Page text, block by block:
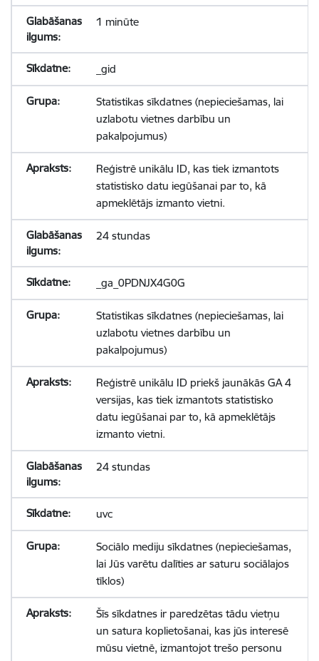
1 minūte
_gid
Statistikas sīkdatnes (nepieciešamas, lai
uzlabotu vietnes darbību un
pakalpojumus)
Reģistrē unikālu ID, kas tiek izmantots
statistisko datu iegūšanai par to, kā
apmeklētājs izmanto vietni.
24 stundas
_ga_0PDNJX4G0G
Statistikas sīkdatnes (nepieciešamas, lai
uzlabotu vietnes darbību un
pakalpojumus)
Reģistrē unikālu ID priekš jaunākās GA 4
versijas, kas tiek izmantots statistisko
datu iegūšanai par to, kā apmeklētājs
izmanto vietni.
24 stundas
uvc
Sociālo mediju sīkdatnes (nepieciešamas,
lai Jūs varētu dalīties ar saturu sociālajos
tīklos)
Šīs sīkdatnes ir paredzētas tādu vietņu
un satura koplietošanai, kas jūs interesē
mūsu vietnē, izmantojot trešo personu